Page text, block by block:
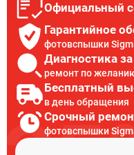
Официальный
Гарантийное
фотовспышки
Диагностика
ремонт по
Бесплатный
в день обращения
Срочный
фотовспышки